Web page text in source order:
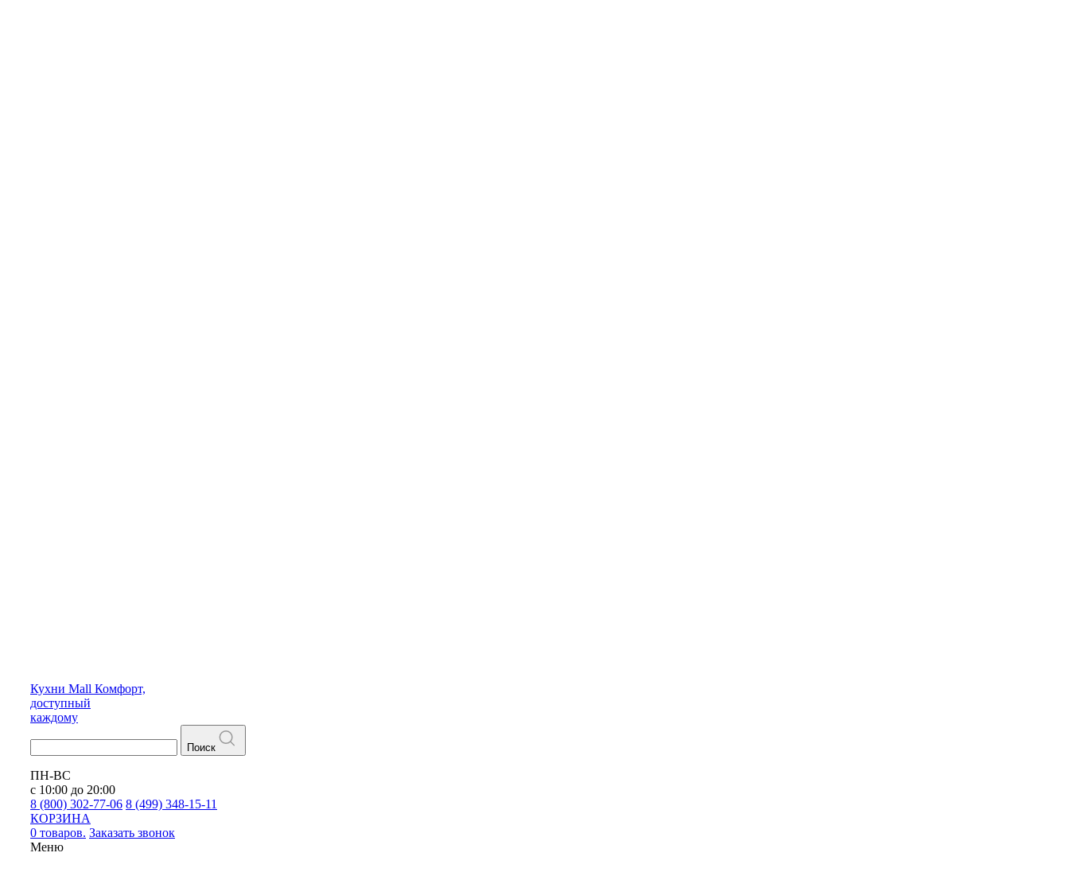
Кухни Mall Комфорт,
доступный
каждому
Поиск
ПН-ВС
с 10:00 до 20:00
8 (800) 302-77-06 8 (499) 348-15-11
КОРЗИНА
0 товаров. Заказать звонок
Меню